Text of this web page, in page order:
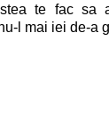
te fac sa
l mai iei de-a